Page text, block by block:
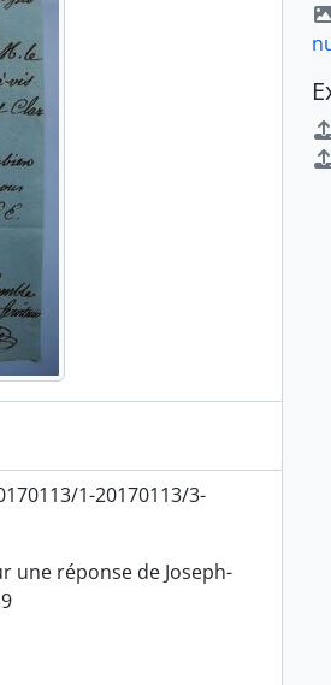
1-20170113/3-
une réponse de Joseph-